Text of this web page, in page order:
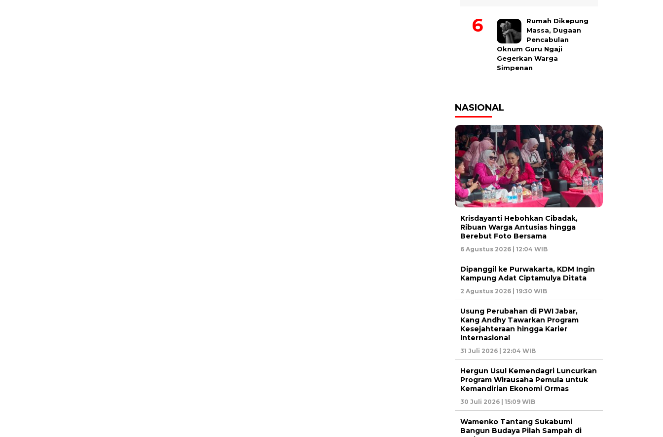
Rumah Dikepung
Massa, Dugaan
Pencabulan
Oknum Guru Ngaji
Gegerkan Warga
Simpenan
NASIONAL
Krisdayanti Hebohkan Cibadak,
Ribuan Warga Antusias hingga
Berebut Foto Bersama
6 Agustus 2026 | 12:04 WIB
Dipanggil ke Purwakarta, KDM Ingin
Kampung Adat Ciptamulya Ditata
2 Agustus 2026 | 19:30 WIB
Usung Perubahan di PWI Jabar,
Kang Andhy Tawarkan Program
Kesejahteraan hingga Karier
Internasional
31 Juli 2026 | 22:04 WIB
Hergun Usul Kemendagri Luncurkan
Program Wirausaha Pemula untuk
Kemandirian Ekonomi Ormas
30 Juli 2026 | 15:09 WIB
Wamenko Tantang Sukabumi
Bangun Budaya Pilah Sampah di